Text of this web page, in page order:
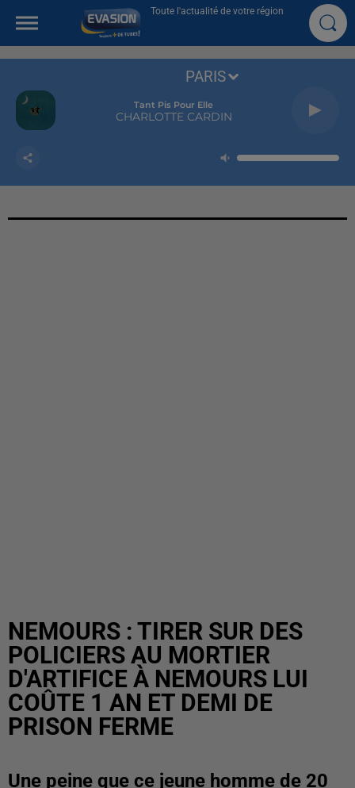
Toute l'actualité de votre région
Tant Pis Pour Elle
CHARLOTTE CARDIN
PARIS
NEMOURS : TIRER SUR DES
POLICIERS AU MORTIER
D'ARTIFICE À NEMOURS LUI
COÛTE 1 AN ET DEMI DE
PRISON FERME
Une peine que ce jeune homme de 20